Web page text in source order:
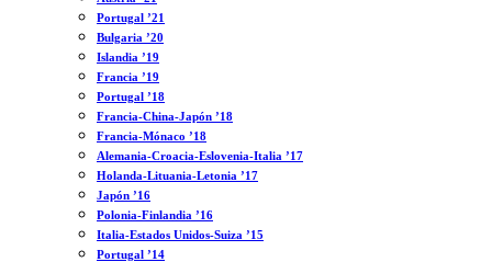
Portugal ’21
Bulgaria ’20
Islandia ’19
Francia ’19
Portugal ’18
Francia-China-Japón ’18
Francia-Mónaco ’18
Alemania-Croacia-Eslovenia-Italia ’17
Holanda-Lituania-Letonia ’17
Japón ’16
Polonia-Finlandia ’16
Italia-Estados Unidos-Suiza ’15
Portugal ’14